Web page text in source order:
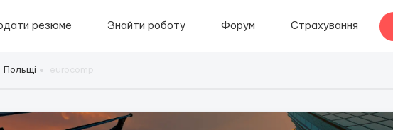
резюме Знайти роботу Форум Страхування
Польщі